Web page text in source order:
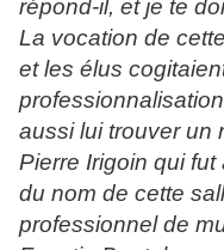
répond-il, et je te
La vocation de
et les élus
aussi lui trouver un
Pierre Irigoin qui
du nom de cette
professionnel de